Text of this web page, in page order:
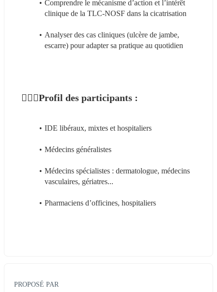
Comprendre le mécanisme d’action et l’intérêt
clinique de la TLC-NOSF dans la cicatrisation
Analyser des cas cliniques (ulcère de jambe,
escarre) pour adapter sa pratique au quotidien
👩🏼‍⚕️Profil des participants :
IDE libéraux, mixtes et hospitaliers
Médecins généralistes
Médecins spécialistes : dermatologue, médecins
vasculaires, gériatres...
Pharmaciens d’officines, hospitaliers
PROPOSÉ PAR